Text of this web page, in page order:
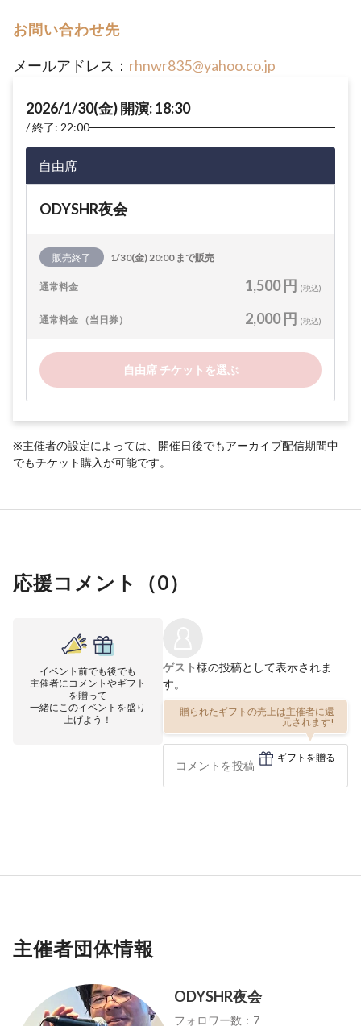
お問い合わせ先
メールアドレス： rhnwr835@yahoo.co.jp
2026/1/30(金) 開演: 18:30
終了: 22:00
自由席
ODYSHR夜会
販売終了 1/30(金) 20:00 まで販売
通常料金 1,500 円 (税込)
通常料金 （当日券） 2,000 円 (税込)
自由席 チケットを選ぶ
※主催者の設定によっては、開催日後でもアーカイブ配信期間中
でもチケット購入が可能です。
応援コメント（0）
イベント前でも後でも
主催者にコメントやギフト
を贈って
一緒にこのイベントを盛り
上げよう！
ゲスト様の投稿として表示されま
す。
贈られたギフトの売上は主催者に還
元されます!
ギフトを贈る
主催者団体情報
ODYSHR夜会
フォロワー数：7